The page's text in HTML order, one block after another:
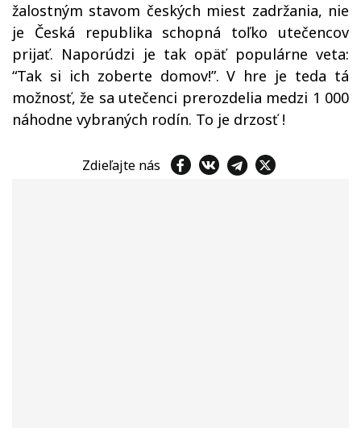
žalostným stavom českých miest zadržania, nie
je Česká republika schopná toľko utečencov
prijať. Naporúdzi je tak opäť populárne veta:
“Tak si ich zoberte domov!”. V hre je teda tá
možnosť, že sa utečenci prerozdelia medzi 1 000
náhodne vybraných rodín. To je drzosť !
Zdieľajte nás